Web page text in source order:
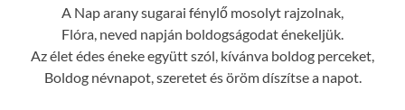
A Nap arany sugarai fénylő mosolyt rajzolnak,
Flóra, neved napján boldogságodat énekeljük.
Az élet édes éneke együtt szól, kívánva boldog perceket,
Boldog névnapot, szeretet és öröm díszítse a napot.